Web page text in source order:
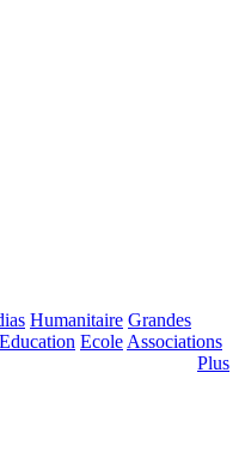
Humanitaire Grandes
Education EcoleAssociations
Plus